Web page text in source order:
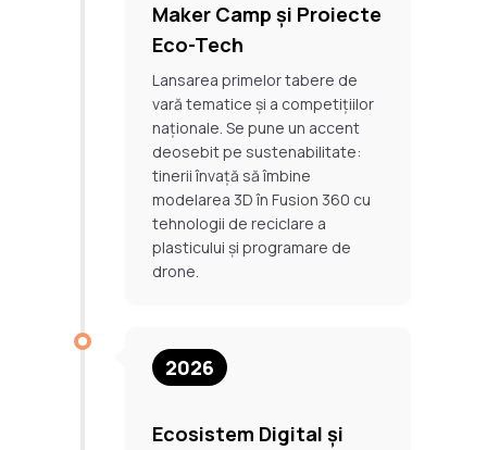
Maker Camp și Proiecte
Eco-Tech
Lansarea primelor tabere de
vară tematice și a competițiilor
naționale. Se pune un accent
deosebit pe sustenabilitate:
tinerii învață să îmbine
modelarea 3D în Fusion 360 cu
tehnologii de reciclare a
plasticului și programare de
drone.
2026
Ecosistem Digital și